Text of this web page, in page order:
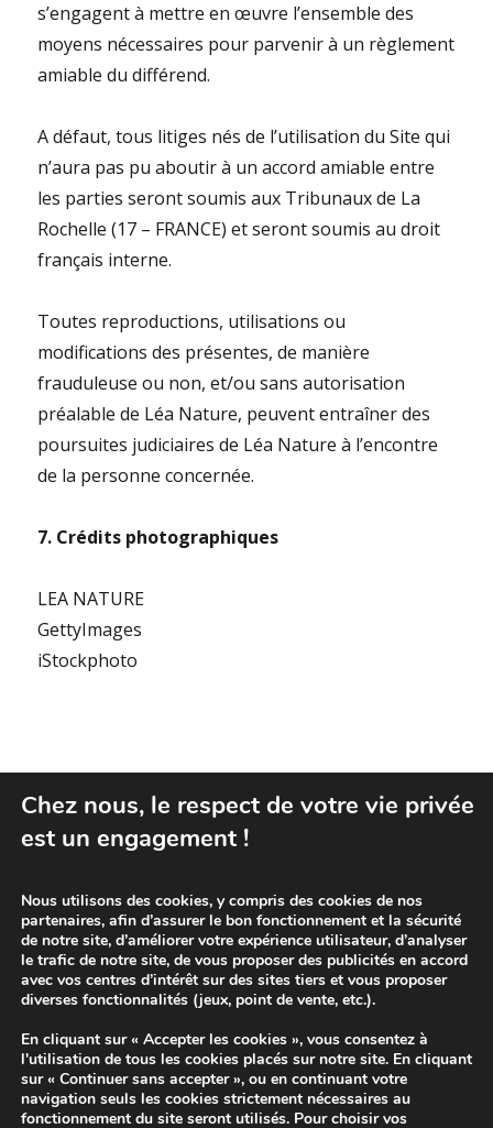
s’engagent à mettre en œuvre l’ensemble des
moyens nécessaires pour parvenir à un règlement
amiable du différend.
A défaut, tous litiges nés de l’utilisation du Site qui
n’aura pas pu aboutir à un accord amiable entre
les parties seront soumis aux Tribunaux de La
Rochelle (17 – FRANCE) et seront soumis au droit
français interne.
Toutes reproductions, utilisations ou
modifications des présentes, de manière
frauduleuse ou non, et/ou sans autorisation
préalable de Léa Nature, peuvent entraîner des
poursuites judiciaires de Léa Nature à l’encontre
de la personne concernée.
7. Crédits photographiques
LEA NATURE
GettyImages
iStockphoto
Découvrez toutes nos marques
Chez nous, le respect de votre vie privée
est un engagement !
Nous utilisons des cookies, y compris des cookies de nos
partenaires, afin d’assurer le bon fonctionnement et la sécurité
de notre site, d’améliorer votre expérience utilisateur, d’analyser
le trafic de notre site, de vous proposer des publicités en accord
avec vos centres d’intérêt sur des sites tiers et vous proposer
diverses fonctionnalités (jeux, point de vente, etc.).
En cliquant sur « Accepter les cookies », vous consentez à
l'utilisation de tous les cookies placés sur notre site. En cliquant
sur « Continuer sans accepter », ou en continuant votre
navigation seuls les cookies strictement nécessaires au
fonctionnement du site seront utilisés. Pour choisir vos